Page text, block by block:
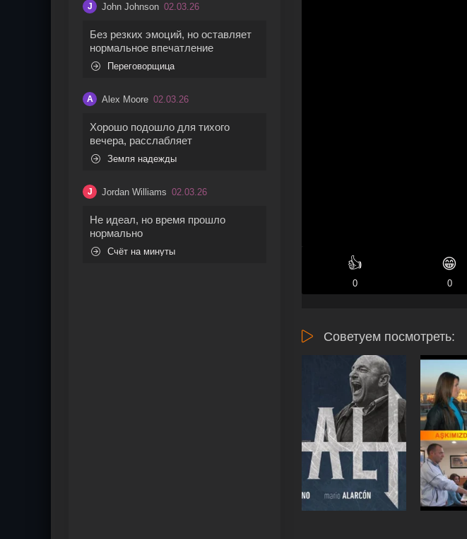
J John Johnson 02.03.26
Без резких эмоций, но оставляет
нормальное впечатление
Переговорщица
A Alex Moore 02.03.26
Хорошо подошло для тихого
вечера, расслабляет
Земля надежды
J Jordan Williams 02.03.26
Не идеал, но время прошло
нормально
Счёт на минуты
👍
0
😁
0
Советуем посмотреть: